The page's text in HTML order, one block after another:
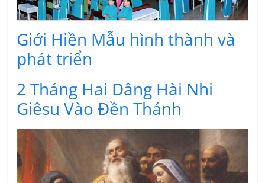
Giới Hiền Mẫu hình thành và
phát triển
2 Tháng Hai Dâng Hài Nhi
Giêsu Vào Ðền Thánh